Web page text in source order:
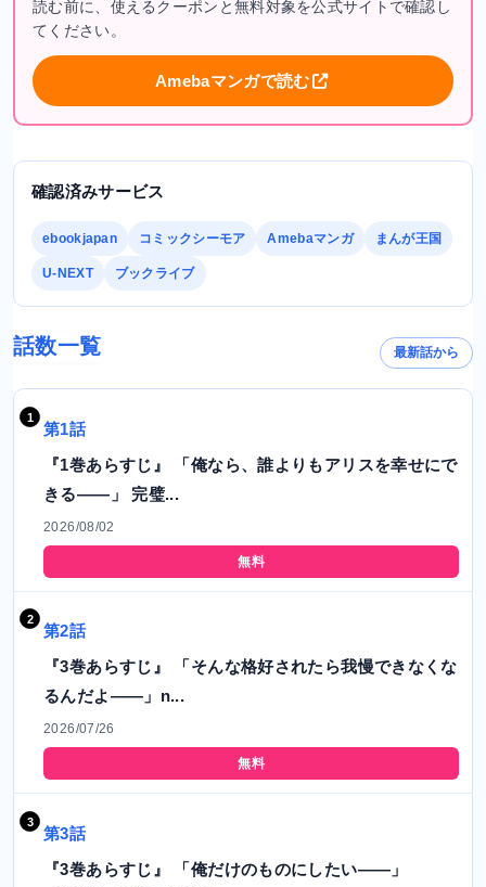
読む前に、使えるクーポンと無料対象を公式サイトで確認し
てください。
Amebaマンガで読む
確認済みサービス
ebookjapan コミックシーモア Amebaマンガ まんが王国
U-NEXT ブックライブ
話数一覧 最新話から
第1話
『1巻あらすじ』 「俺なら、誰よりもアリスを幸せにで
きる――」 完璧...
2026/08/02
無料
第2話
『3巻あらすじ』 「そんな格好されたら我慢できなくな
るんだよ――」n...
2026/07/26
無料
第3話
『3巻あらすじ』 「俺だけのものにしたい――」